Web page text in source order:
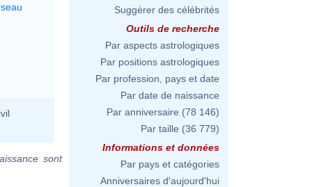
sont
Suggérer des célébrités
Outils de recherche
Par aspects astrologiques
Par positions astrologiques
Par profession, pays et date
Par date de naissance
Par anniversaire (78 146)
Par taille (36 779)
Informations et données
Par pays et catégories
Anniversaires d'aujourd'hui